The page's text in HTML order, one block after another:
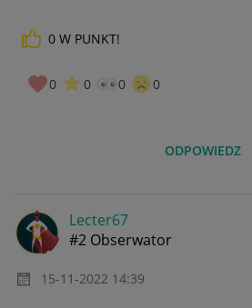
0 W PUNKT!
0 0 0 0
ODPOWIEDZ
Lecter67
#2 Obserwator
‎15-11-2022 14:39